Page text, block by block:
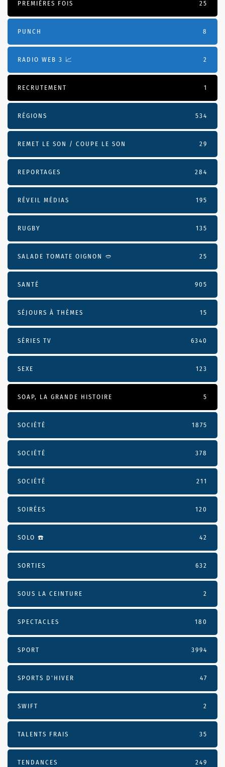
PREMIÈRES FOIS 25
PUNCH 8
RADIO WEB 3 📈 2
RECRUTEMENT 1
RÉGIONS 534
REMET LE SON / COUPE LE SON 29
REPORTAGES 284
RÉVEIL MÉDIAS 195
RUGBY 135
SALADE TOMATE OIGNON 🥙 25
SANTÉ 905
SÉJOURS À THÈMES 15
SÉRIES TV 6340
SEXE 123
SOAP, LA GRANDE HISTOIRE 5
SOCIÉTÉ 1875
SOCIÉTÉ 378
SOCIÉTÉ 211
SOIRÉES 120
SOLO ☎️ 42
SORTIES 632
SOUS LA CEINTURE 2
SPECTACLES 180
SPORT 3994
SPORTS D'HIVER 47
SWIFT 2
TALENTS FRAIS 35
TENDANCES 249